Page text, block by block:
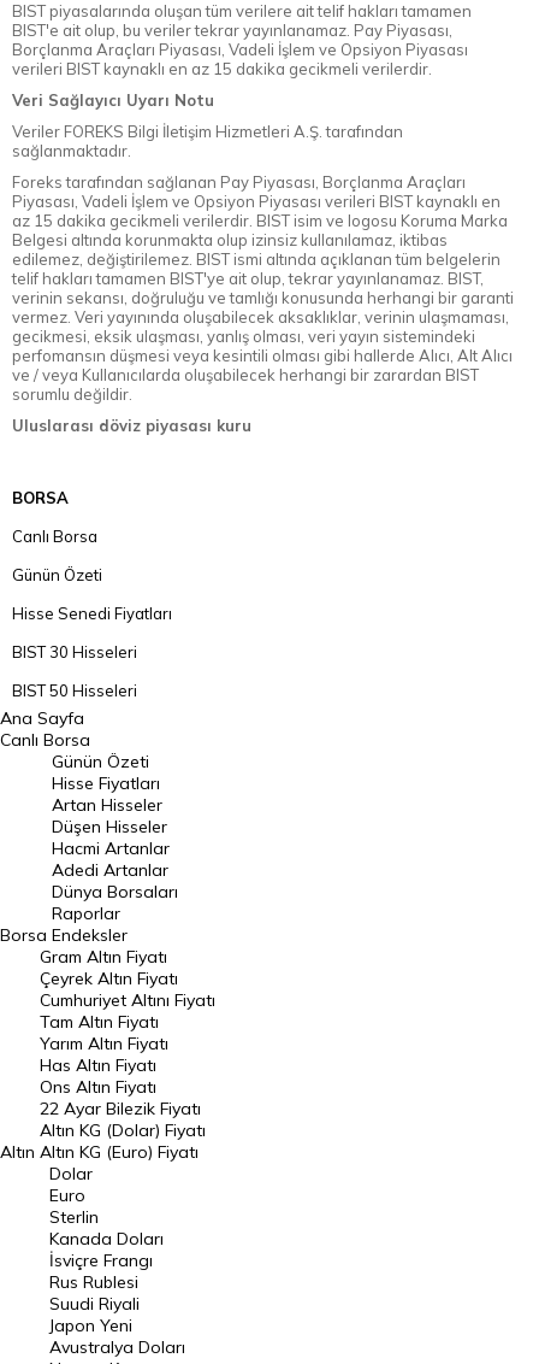
BIST piyasalarında oluşan tüm verilere ait telif hakları tamamen
BIST'e ait olup, bu veriler tekrar yayınlanamaz. Pay Piyasası,
Borçlanma Araçları Piyasası, Vadeli İşlem ve Opsiyon Piyasası
verileri BIST kaynaklı en az 15 dakika gecikmeli verilerdir.
Veri Sağlayıcı Uyarı Notu
Veriler FOREKS Bilgi İletişim Hizmetleri A.Ş. tarafından
sağlanmaktadır.
Foreks tarafından sağlanan Pay Piyasası, Borçlanma Araçları
Piyasası, Vadeli İşlem ve Opsiyon Piyasası verileri BIST kaynaklı en
az 15 dakika gecikmeli verilerdir. BIST isim ve logosu Koruma Marka
Belgesi altında korunmakta olup izinsiz kullanılamaz, iktibas
edilemez, değiştirilemez. BIST ismi altında açıklanan tüm belgelerin
telif hakları tamamen BIST'ye ait olup, tekrar yayınlanamaz. BIST,
verinin sekansı, doğruluğu ve tamlığı konusunda herhangi bir garanti
vermez. Veri yayınında oluşabilecek aksaklıklar, verinin ulaşmaması,
gecikmesi, eksik ulaşması, yanlış olması, veri yayın sistemindeki
perfomansın düşmesi veya kesintili olması gibi hallerde Alıcı, Alt Alıcı
ve / veya Kullanıcılarda oluşabilecek herhangi bir zarardan BIST
sorumlu değildir.
Uluslarası döviz piyasası kuru
BORSA
Canlı Borsa
Günün Özeti
Hisse Senedi Fiyatları
BIST 30 Hisseleri
BIST 50 Hisseleri
BIST 100 Hisseleri
En Çok Artan Hisseler
En Çok Düşen Hisseler
Hacmi Artanlar
Geçmiş Kapanışlar
Dünya Borsaları
Raporlar
Endeksler
DÖVİZ
Döviz Kuru
Dolar Kuru
Euro Kuru
Pound Kuru
Frank Kuru
Riyal Kuru
Avustralya Doları
Danimarka Kronu Kuru
Ana Sayfa
Canlı Borsa
Borsa
Günün Özeti
Hisse Fiyatları
Artan Hisseler
Düşen Hisseler
Hacmi Artanlar
Adedi Artanlar
Dünya Borsaları
Raporlar
Endeksler
Altın
Gram Altın Fiyatı
Çeyrek Altın Fiyatı
Cumhuriyet Altını Fiyatı
Tam Altın Fiyatı
Yarım Altın Fiyatı
Has Altın Fiyatı
Ons Altın Fiyatı
22 Ayar Bilezik Fiyatı
Altın KG (Dolar) Fiyatı
Altın KG (Euro) Fiyatı
Dolar
Euro
Sterlin
Kanada Doları
İsviçre Frangı
Rus Rublesi
Suudi Riyali
Japon Yeni
Avustralya Doları